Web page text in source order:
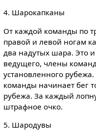
4. Шарокапканы
От каждой команды по
правой и левой ногам
два надутых шара. Это
ведущего, члены
установленного
команды начинает бег
рубежа. За каждый
штрафное очко.
5. Шародувы